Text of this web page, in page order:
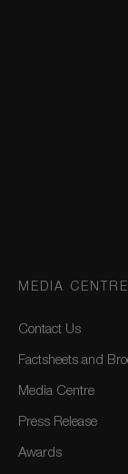
MEDIA CENTRE
Contact Us
Factsheets and
Media Centre
Press Release
Awards